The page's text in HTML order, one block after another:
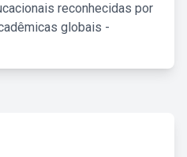
reconhecidas por
globais -